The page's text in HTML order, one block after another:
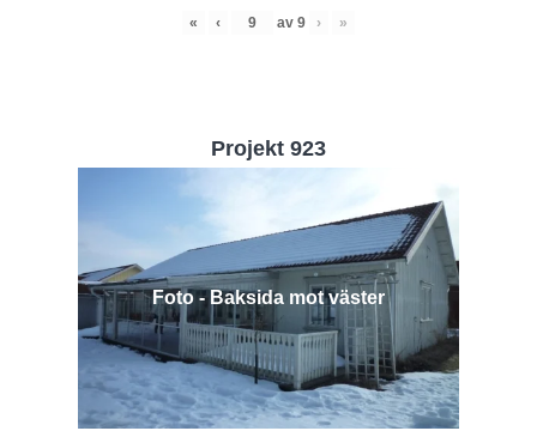
« ‹ av 9 › »
Projekt 923
Foto - Baksida mot väster